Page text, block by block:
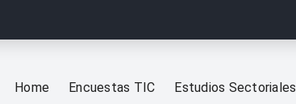
Home Encuestas TIC Estudios Sectoriales